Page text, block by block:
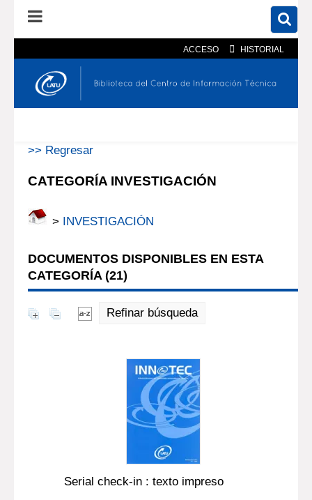
ACCESO HISTORIAL
En el catálogo En el sitio
>> Regresar
CATEGORÍA INVESTIGACIÓN
> INVESTIGACIÓN
DOCUMENTOS DISPONIBLES EN ESTA
CATEGORÍA (21)
Refinar búsqueda
Serial check-in : texto impreso